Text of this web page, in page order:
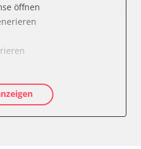
links
rechts
links
rechts
öffnen
kalibrieren